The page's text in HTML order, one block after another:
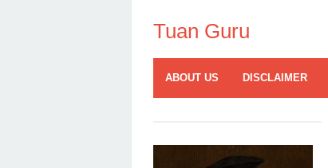
contentTuan Guru
ABOUT US DISCLAIMER